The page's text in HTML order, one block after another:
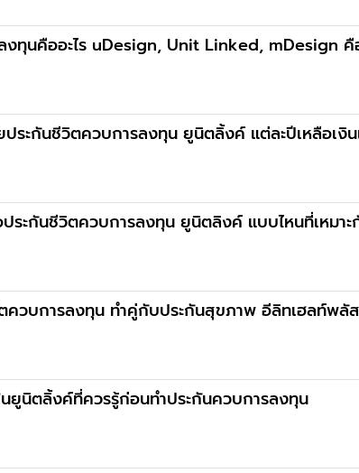
งทุนคืออะไร uDesign, Unit Linked, mDesign คื
ะกันชีวิตควบการลงทุน ยูนิตลิ้งค์ แต่ละปีเหลือเงิน
ประกันชีวิตควบการลงทุน ยูนิตลิงค์ แบบไหนที่เหมา
วบการลงทุน ทำคู่กับประกันสุขภาพ อีลิทเฮลท์พลัส
ยูนิตลิ้งค์ที่ควรรู้ก่อนทำประกันควบการลงทุน